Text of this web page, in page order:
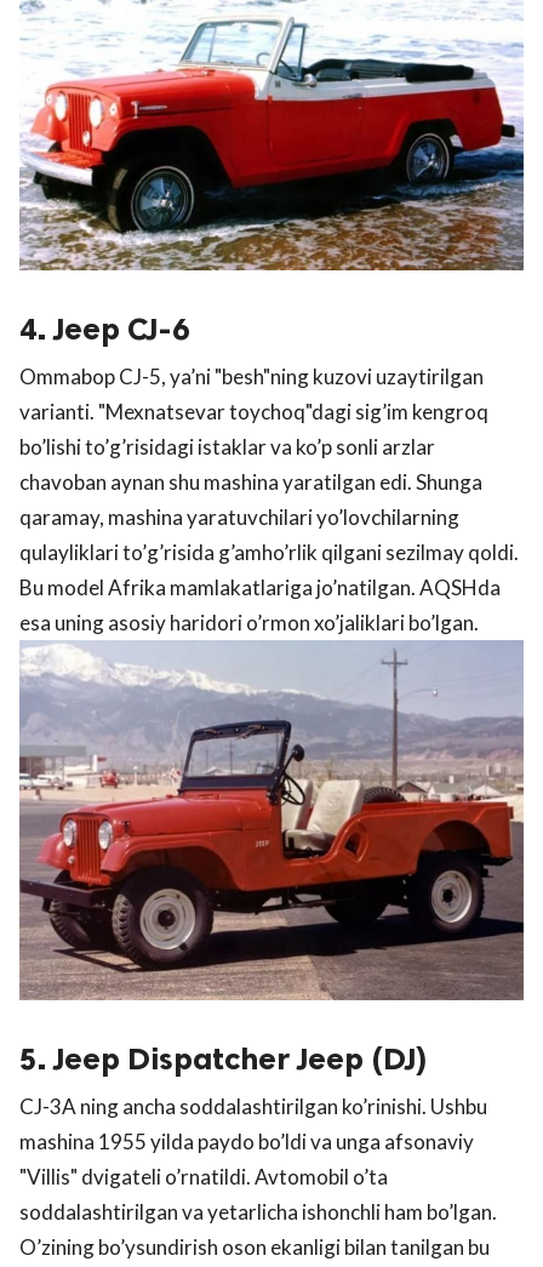
4. Jeep CJ-6
Ommabop CJ-5, ya’ni "besh"ning kuzovi uzaytirilgan
varianti. "Mexnatsevar toychoq"dagi sig’im kengroq
bo’lishi to’g’risidagi istaklar va ko’p sonli arzlar
chavoban aynan shu mashina yaratilgan edi. Shunga
qaramay, mashina yaratuvchilari yo’lovchilarning
qulayliklari to’g’risida g’amho’rlik qilgani sezilmay qoldi.
Bu model Afrika mamlakatlariga jo’natilgan. AQSHda
esa uning asosiy haridori o’rmon xo’jaliklari bo’lgan.
5. Jeep Dispatcher Jeep (DJ)
CJ-3A ning ancha soddalashtirilgan ko’rinishi. Ushbu
mashina 1955 yilda paydo bo’ldi va unga afsonaviy
"Villis" dvigateli o’rnatildi. Avtomobil o’ta
soddalashtirilgan va yetarlicha ishonchli ham bo’lgan.
O’zining bo’ysundirish oson ekanligi bilan tanilgan bu